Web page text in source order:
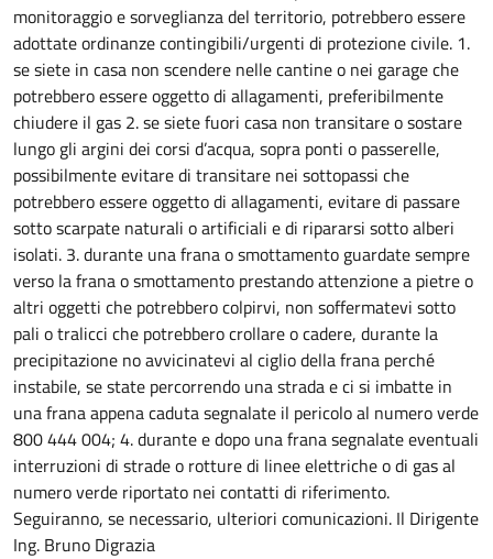
monitoraggio e sorveglianza del territorio, potrebbero essere
adottate ordinanze contingibili/urgenti di protezione civile. 1.
se siete in casa non scendere nelle cantine o nei garage che
potrebbero essere oggetto di allagamenti, preferibilmente
chiudere il gas 2. se siete fuori casa non transitare o sostare
lungo gli argini dei corsi d’acqua, sopra ponti o passerelle,
possibilmente evitare di transitare nei sottopassi che
potrebbero essere oggetto di allagamenti, evitare di passare
sotto scarpate naturali o artificiali e di ripararsi sotto alberi
isolati. 3. durante una frana o smottamento guardate sempre
verso la frana o smottamento prestando attenzione a pietre o
altri oggetti che potrebbero colpirvi, non soffermatevi sotto
pali o tralicci che potrebbero crollare o cadere, durante la
precipitazione no avvicinatevi al ciglio della frana perché
instabile, se state percorrendo una strada e ci si imbatte in
una frana appena caduta segnalate il pericolo al numero verde
800 444 004; 4. durante e dopo una frana segnalate eventuali
interruzioni di strade o rotture di linee elettriche o di gas al
numero verde riportato nei contatti di riferimento.
Seguiranno, se necessario, ulteriori comunicazioni. Il Dirigente
Ing. Bruno Digrazia